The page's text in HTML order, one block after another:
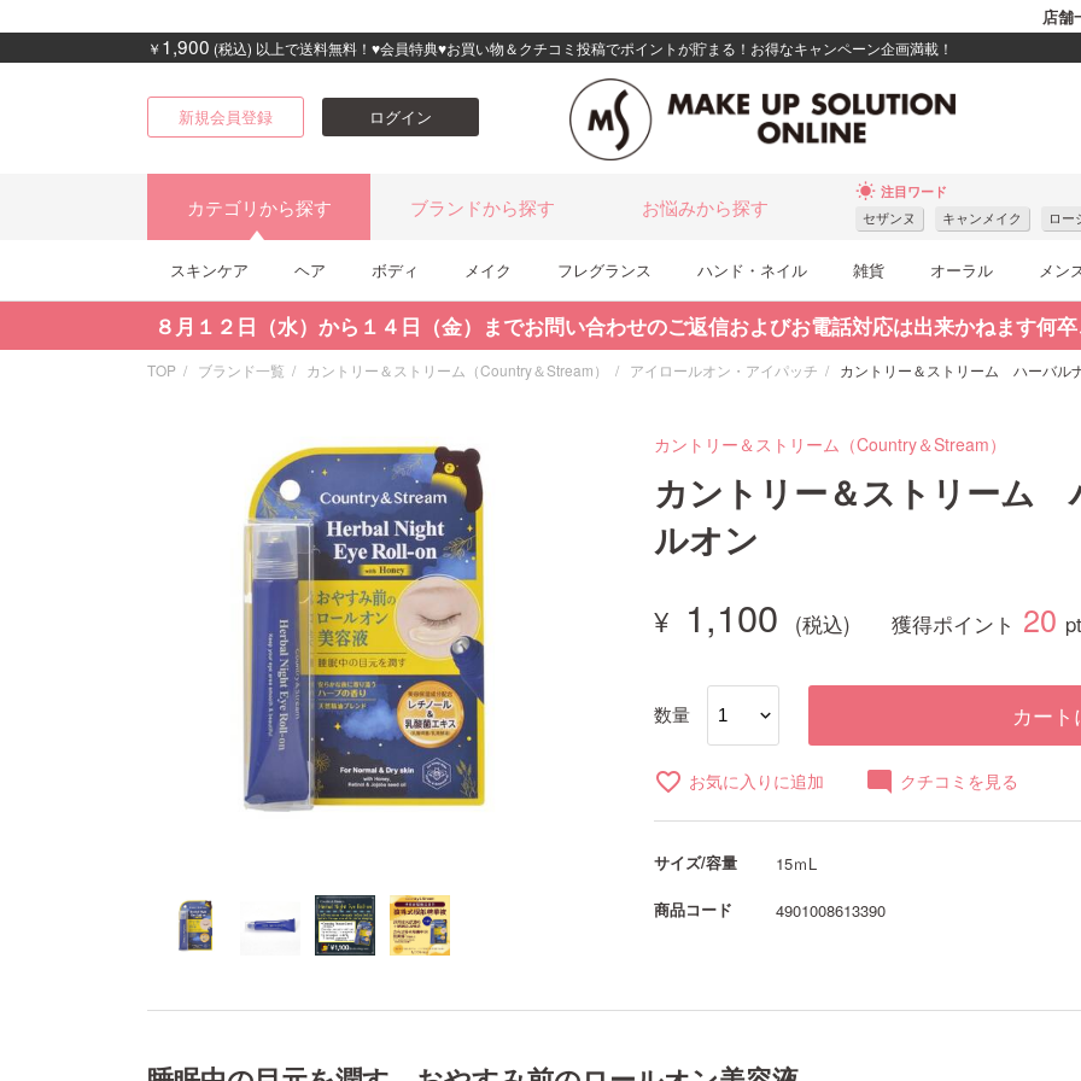
店舗
￥ 1,900 (税込) 以上で送料無料！♥会員特典♥お買い物＆クチコミ投稿でポイントが貯まる！お得なキャンペーン企画満載！
新規会員登録 ログイン
カテゴリから探す ブランドから探す お悩みから探す
wb_sunny 注目ワード
セザンヌ キャンメイク ロー
スキンケア ヘア ボディ メイク フレグランス ハンド・ネイル 雑貨 オーラル メン
８月１２日（水）から１４日（金）までお問い合わせのご返信およびお電話対応は出来かねます何
TOP ブランド一覧 カントリー＆ストリーム（Country＆Stream） アイロールオン・アイパッチ カントリー＆ストリーム ハーバル
カントリー＆ストリーム（Country＆Stream）
カントリー＆ストリーム
ルオン
1,100 獲得ポイント 20 pt
数量 カート
favorite_border お気に入りに追加 mode_comment クチコミを見る
サイズ/容量
15ｍL
商品コード
4901008613390